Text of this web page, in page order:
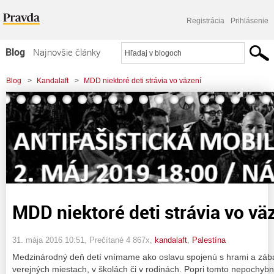
Registrácia Prihlásenie
Blog
Najnovšie články
Najčítanejšie články
Najkomentovanejšie články
Zoznam blogov
Komerčné blogy
Blog > Kandalaft > MDD niektoré deti strávia vo väzení
MDD niektoré deti strávia vo
31. mája 2016 10:51 , Prečítané 4 867x, kandalaft Palestína
Medzinárodný deň detí vnímame ako oslavu spojenú s hrami a
verejných miestach, v školách či v rodinách. Popri tomto